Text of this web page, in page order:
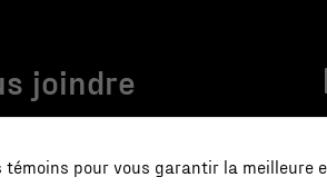
joindre
pour vous garantir la meilleure